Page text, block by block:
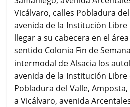
Vicálvaro, calles Pobladura
avenida de la Institución Libre
llegar a su cabecera en el
sentido Colonia Fin de
intermodal de Alsacia los
avenida de la Institución Libre
Pobladura del Valle,
a Vicálvaro, avenida